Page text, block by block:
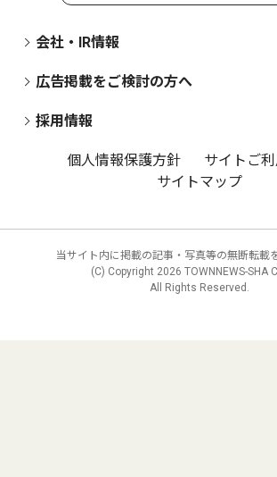
会社・IR情報
広告掲載をご検討の方へ
採用情報
個人情報保護方針
サイトご
サイトマップ
当サイト内に掲載の記事・写真等の無断転載
(C) Copyright 2026 TOWNNEWS-SHA
All Rights Reserved.